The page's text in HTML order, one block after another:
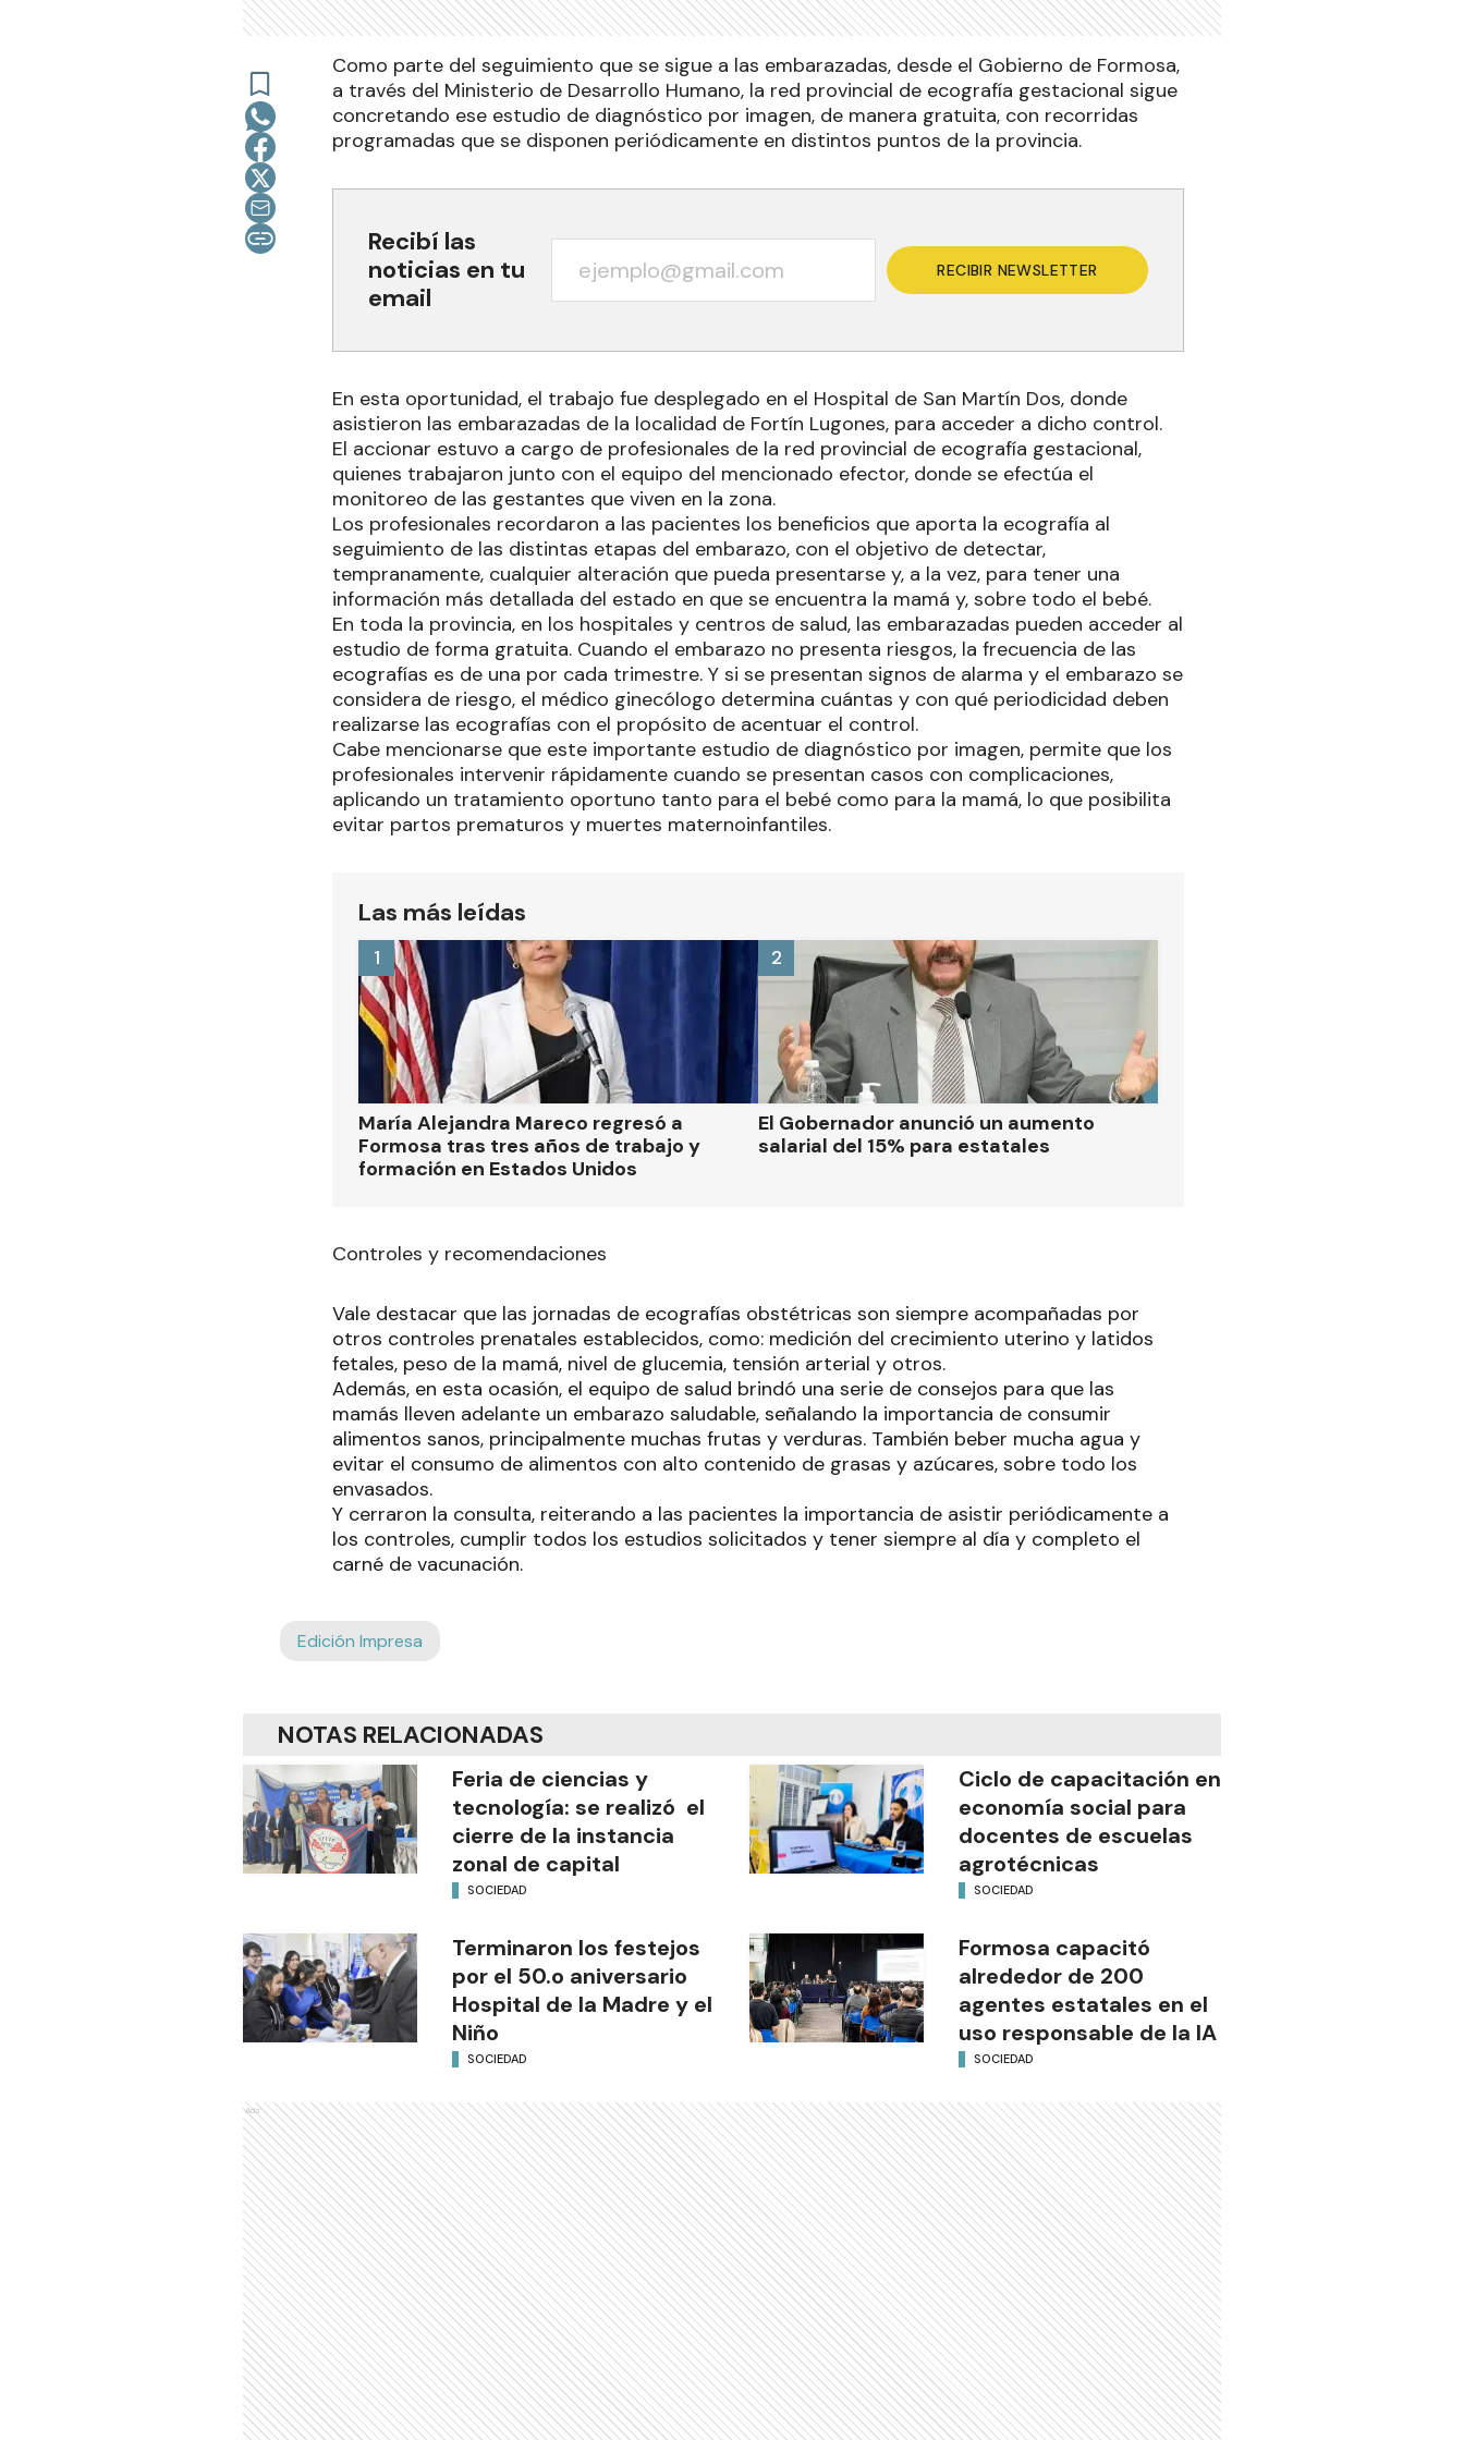
Como parte del seguimiento que se sigue a las embarazadas, desde el Gobierno de Formosa,
a través del Ministerio de Desarrollo Humano, la red provincial de ecografía gestacional sigue
concretando ese estudio de diagnóstico por imagen, de manera gratuita, con recorridas
programadas que se disponen periódicamente en distintos puntos de la provincia.
Recibí las
noticias en tu
email
RECIBIR NEWSLETTER
En esta oportunidad, el trabajo fue desplegado en el Hospital de San Martín Dos, donde
asistieron las embarazadas de la localidad de Fortín Lugones, para acceder a dicho control.
El accionar estuvo a cargo de profesionales de la red provincial de ecografía gestacional,
quienes trabajaron junto con el equipo del mencionado efector, donde se efectúa el
monitoreo de las gestantes que viven en la zona.
Los profesionales recordaron a las pacientes los beneficios que aporta la ecografía al
seguimiento de las distintas etapas del embarazo, con el objetivo de detectar,
tempranamente, cualquier alteración que pueda presentarse y, a la vez, para tener una
información más detallada del estado en que se encuentra la mamá y, sobre todo el bebé.
En toda la provincia, en los hospitales y centros de salud, las embarazadas pueden acceder al
estudio de forma gratuita. Cuando el embarazo no presenta riesgos, la frecuencia de las
ecografías es de una por cada trimestre. Y si se presentan signos de alarma y el embarazo se
considera de riesgo, el médico ginecólogo determina cuántas y con qué periodicidad deben
realizarse las ecografías con el propósito de acentuar el control.
Cabe mencionarse que este importante estudio de diagnóstico por imagen, permite que los
profesionales intervenir rápidamente cuando se presentan casos con complicaciones,
aplicando un tratamiento oportuno tanto para el bebé como para la mamá, lo que posibilita
evitar partos prematuros y muertes maternoinfantiles.
Las más leídas
María Alejandra Mareco regresó a
Formosa tras tres años de trabajo y
formación en Estados Unidos
1
El Gobernador anunció un aumento
salarial del 15% para estatales
2
Controles y recomendaciones
Vale destacar que las jornadas de ecografías obstétricas son siempre acompañadas por
otros controles prenatales establecidos, como: medición del crecimiento uterino y latidos
fetales, peso de la mamá, nivel de glucemia, tensión arterial y otros.
Además, en esta ocasión, el equipo de salud brindó una serie de consejos para que las
mamás lleven adelante un embarazo saludable, señalando la importancia de consumir
alimentos sanos, principalmente muchas frutas y verduras. También beber mucha agua y
evitar el consumo de alimentos con alto contenido de grasas y azúcares, sobre todo los
envasados.
Y cerraron la consulta, reiterando a las pacientes la importancia de asistir periódicamente a
los controles, cumplir todos los estudios solicitados y tener siempre al día y completo el
carné de vacunación.
Edición Impresa
NOTAS RELACIONADAS
Feria de ciencias y
tecnología: se realizó el
cierre de la instancia
zonal de capital
SOCIEDAD
Ciclo de capacitación en
economía social para
docentes de escuelas
agrotécnicas
SOCIEDAD
Terminaron los festejos
por el 50.o aniversario
Hospital de la Madre y el
Niño
SOCIEDAD
Formosa capacitó
alrededor de 200
agentes estatales en el
uso responsable de la IA
SOCIEDAD
Ads